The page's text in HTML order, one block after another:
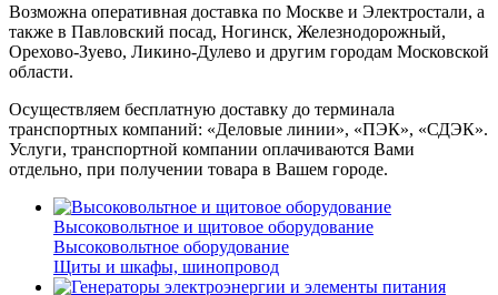
Возможна оперативная доставка по Москве и Электростали, а
также в Павловский посад, Ногинск, Железнодорожный,
Орехово-Зуево, Ликино-Дулево и другим городам Московской
области.
Осуществляем бесплатную доставку до терминала
транспортных компаний: «Деловые линии», «ПЭК», «СДЭК».
Услуги, транспортной компании оплачиваются Вами
отдельно, при получении товара в Вашем городе.
Высоковольтное и щитовое оборудование
Высоковольтное оборудование
Щиты и шкафы, шинопровод